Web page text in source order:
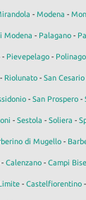
- Modena -
Modena - Palagano-
- Pievepelago - Polinago
- Riolunato - San
- San Prospero-
- Sestola - Soliera -
di Mugello -
Calenzano- Campi
- Castelfiorentino-